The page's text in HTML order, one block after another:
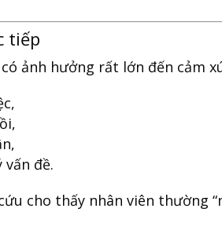
tiếp
ảnh hưởng rất lớn đến cảm
vấn đề.
cho thấy nhân viên thường